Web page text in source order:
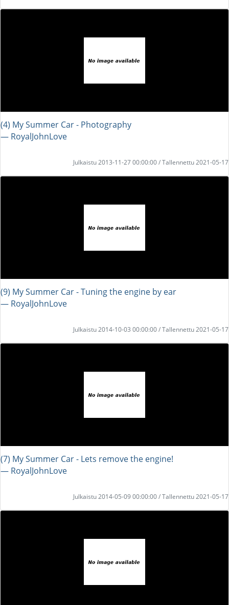
(4) My Summer Car - Photography
― RoyalJohnLove
Julkaistu 2013-11-27 00:00:00 / Tallennettu 2021-05-17
(9) My Summer Car - Tuning the engine by ear
― RoyalJohnLove
Julkaistu 2014-10-03 00:00:00 / Tallennettu 2021-05-17
(7) My Summer Car - Lets remove the engine!
― RoyalJohnLove
Julkaistu 2014-05-09 00:00:00 / Tallennettu 2021-05-17